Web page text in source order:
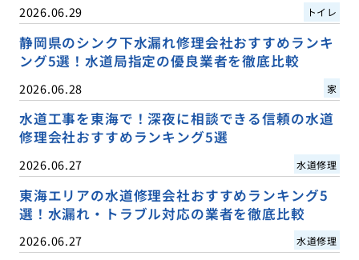
2026.06.29 トイレ
静岡県のシンク下水漏れ修理会社おすすめランキ
ング5選！水道局指定の優良業者を徹底比較
2026.06.28 家
水道工事を東海で！深夜に相談できる信頼の水道
修理会社おすすめランキング5選
2026.06.27 水道修理
東海エリアの水道修理会社おすすめランキング5
選！水漏れ・トラブル対応の業者を徹底比較
2026.06.27 水道修理